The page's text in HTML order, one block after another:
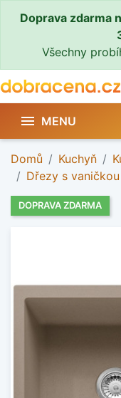
Doprava zdarma
Všechny
 MENU
Domů Kuchyň
Dřezy s
DOPRAVA ZDARMA